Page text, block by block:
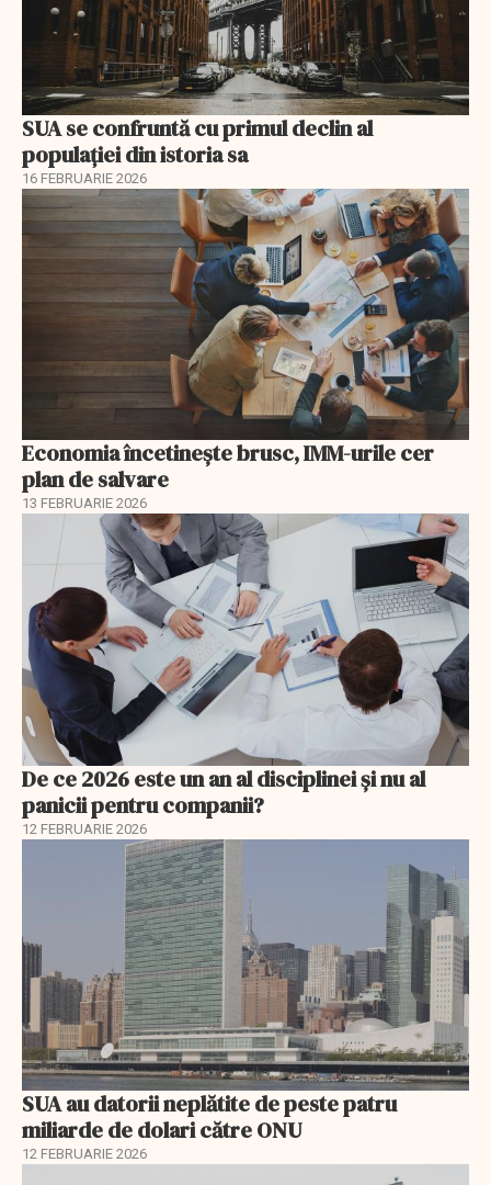
SUA se confruntă cu primul declin al
populației din istoria sa
16 FEBRUARIE 2026
Economia încetinește brusc, IMM-urile cer
plan de salvare
13 FEBRUARIE 2026
De ce 2026 este un an al disciplinei și nu al
panicii pentru companii?
12 FEBRUARIE 2026
SUA au datorii neplătite de peste patru
miliarde de dolari către ONU
12 FEBRUARIE 2026